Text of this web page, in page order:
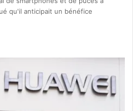
qu'il anticipait un bénéfice